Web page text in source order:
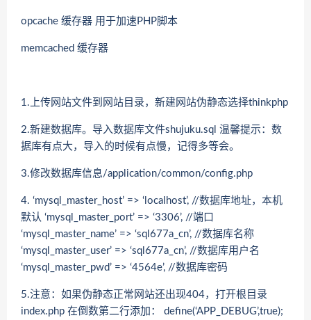
opcache 缓存器 用于加速PHP脚本
memcached 缓存器
1.上传网站文件到网站目录，新建网站伪静态选择thinkphp
2.新建数据库。导入数据库文件shujuku.sql 温馨提示：数
据库有点大，导入的时候有点慢，记得多等会。
3.修改数据库信息/application/common/config.php
4. ‘mysql_master_host’ => ‘localhost’, //数据库地址，本机
默认 ‘mysql_master_port’ => ‘3306’, //端口
‘mysql_master_name’ => ‘sql677a_cn’, //数据库名称
‘mysql_master_user’ => ‘sql677a_cn’, //数据库用户名
‘mysql_master_pwd’ => ‘4564e’, //数据库密码
5.注意：如果伪静态正常网站还出现404，打开根目录
index.php 在倒数第二行添加： define(‘APP_DEBUG’,true);